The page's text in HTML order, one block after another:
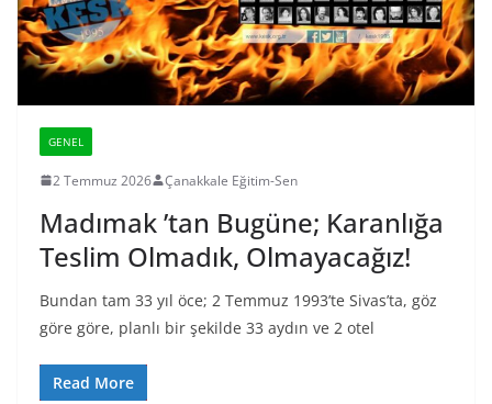
GENEL
2 Temmuz 2026 Çanakkale Eğitim-Sen
Madımak ’tan Bugüne; Karanlığa
Teslim Olmadık, Olmayacağız!
Bundan tam 33 yıl öce; 2 Temmuz 1993’te Sivas’ta, göz
göre göre, planlı bir şekilde 33 aydın ve 2 otel
Read More